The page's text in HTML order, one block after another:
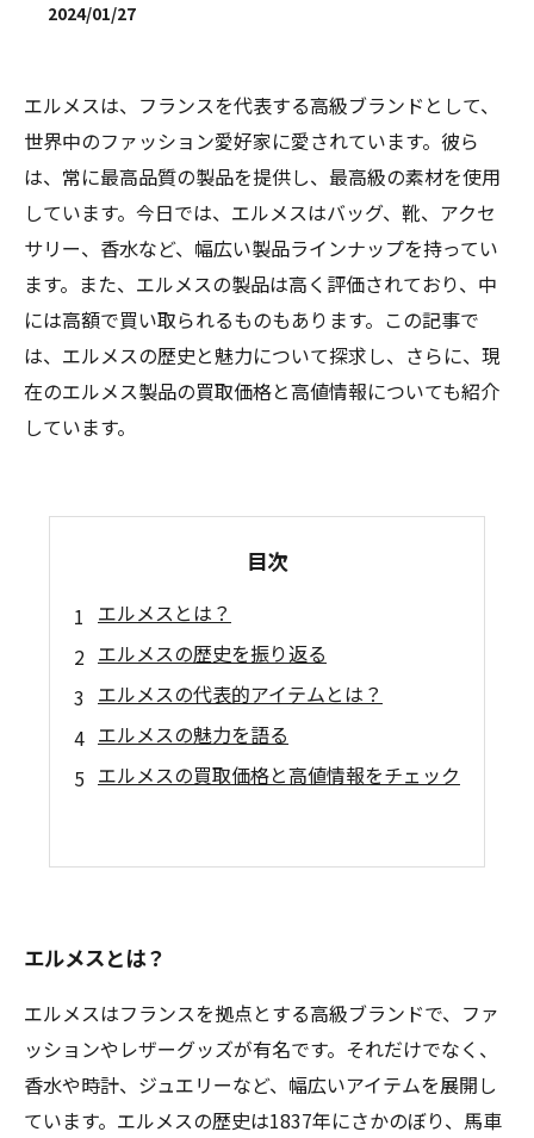
2024/01/27
エルメスは、フランスを代表する高級ブランドとして、
世界中のファッション愛好家に愛されています。彼ら
は、常に最高品質の製品を提供し、最高級の素材を使用
しています。今日では、エルメスはバッグ、靴、アクセ
サリー、香水など、幅広い製品ラインナップを持ってい
ます。また、エルメスの製品は高く評価されており、中
には高額で買い取られるものもあります。この記事で
は、エルメスの歴史と魅力について探求し、さらに、現
在のエルメス製品の買取価格と高値情報についても紹介
しています。
目次
エルメスとは？
エルメスの歴史を振り返る
エルメスの代表的アイテムとは？
エルメスの魅力を語る
エルメスの買取価格と高値情報をチェック
エルメスとは？
エルメスはフランスを拠点とする高級ブランドで、ファ
ッションやレザーグッズが有名です。それだけでなく、
香水や時計、ジュエリーなど、幅広いアイテムを展開し
ています。エルメスの歴史は1837年にさかのぼり、馬車